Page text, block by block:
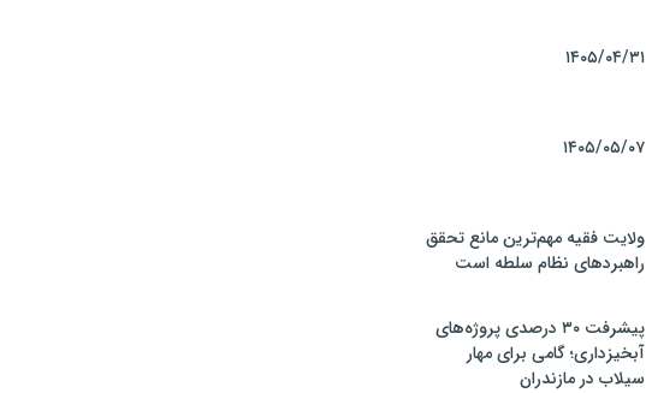
۱۴۰۵/۰۴/۳۱
۱۴۰۵/۰۵/۰۷
ولایت فقیه مهم‌ترین مانع تحقق
راهبردهای نظام سلطه است
پیشرفت ۳۰ درصدی پروژه‌های
آبخیزداری؛ گامی برای مهار
سیلاب در مازندران